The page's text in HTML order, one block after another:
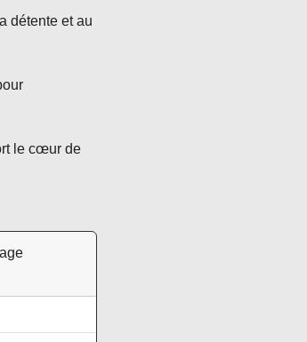
détente et au
le cœur de